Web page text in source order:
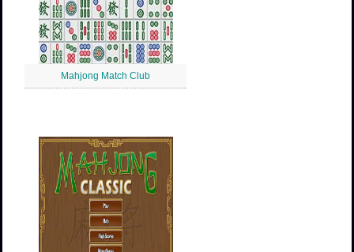
Mahjong Match Club